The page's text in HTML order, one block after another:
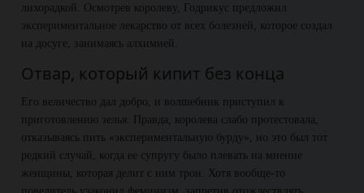
лихорадкой. Осмотрев королеву, Годрикус предложил
экспериментальное лекарство от всех болезней, которое создал
на досуге, занимаясь алхимией.
Отвар, который кипит без конца
Его величество дал добро, и волшебник приступил к
приготовлению зелья. Правда, королева слабо протестовала,
отказываясь пить «экспериментальную бурду», но это был тот
редкий случай, когда ее супругу было плевать на мнение
женщины, которая делит с ним трон. Хотя вообще-то